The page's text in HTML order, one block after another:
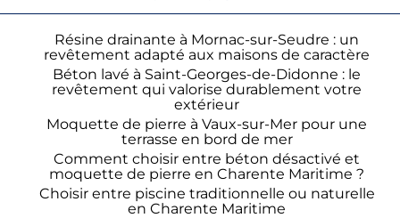
Résine drainante à Mornac-sur-Seudre : un
revêtement adapté aux maisons de caractère
Béton lavé à Saint-Georges-de-Didonne : le
revêtement qui valorise durablement votre
extérieur
Moquette de pierre à Vaux-sur-Mer pour une
terrasse en bord de mer
Comment choisir entre béton désactivé et
moquette de pierre en Charente Maritime ?
Choisir entre piscine traditionnelle ou naturelle
en Charente Maritime